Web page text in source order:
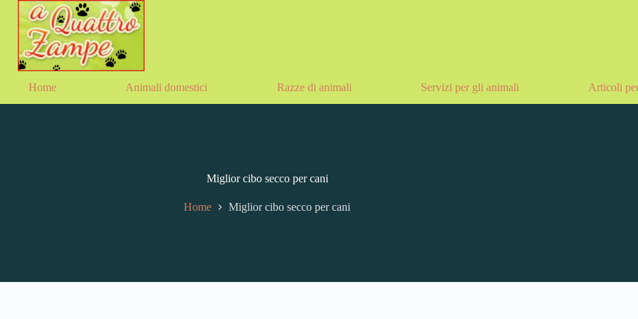
Home Animali domestici Razze di animali Servizi per gli animali Articoli
Miglior cibo secco per cani
Home Miglior cibo secco per cani